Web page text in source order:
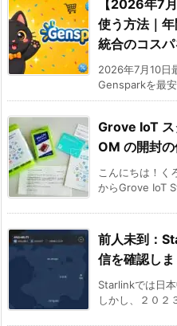
【2026年7
使う方法｜
統合のコス
2026年7月10日
Gensparkを最
Grove IoT
OM の開封
こんにちは！く
からGrove IoT
前人未到：
信を確認しま
Starlinkでは日本
しかし、２０２